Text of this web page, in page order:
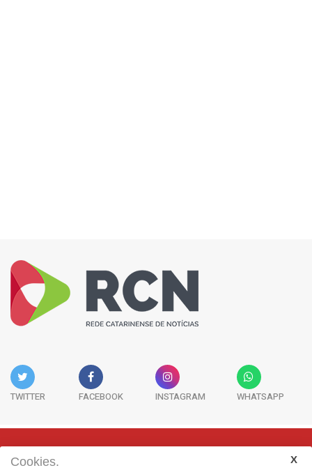
TWITTER FACEBOOK INSTAGRAM WHATSAPP
Rua Adolfo Melo, 38 - Sala 902 - Centro | Florianópolis-SC | CEP:
Cookies.